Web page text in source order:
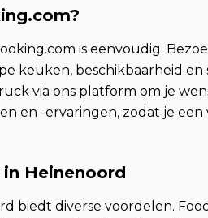
is eenvoudig.
keuken, beschikbaarheid
via ons platform om je
en -ervaringen, zodat je
Heinenoord
biedt diverse voordelen.